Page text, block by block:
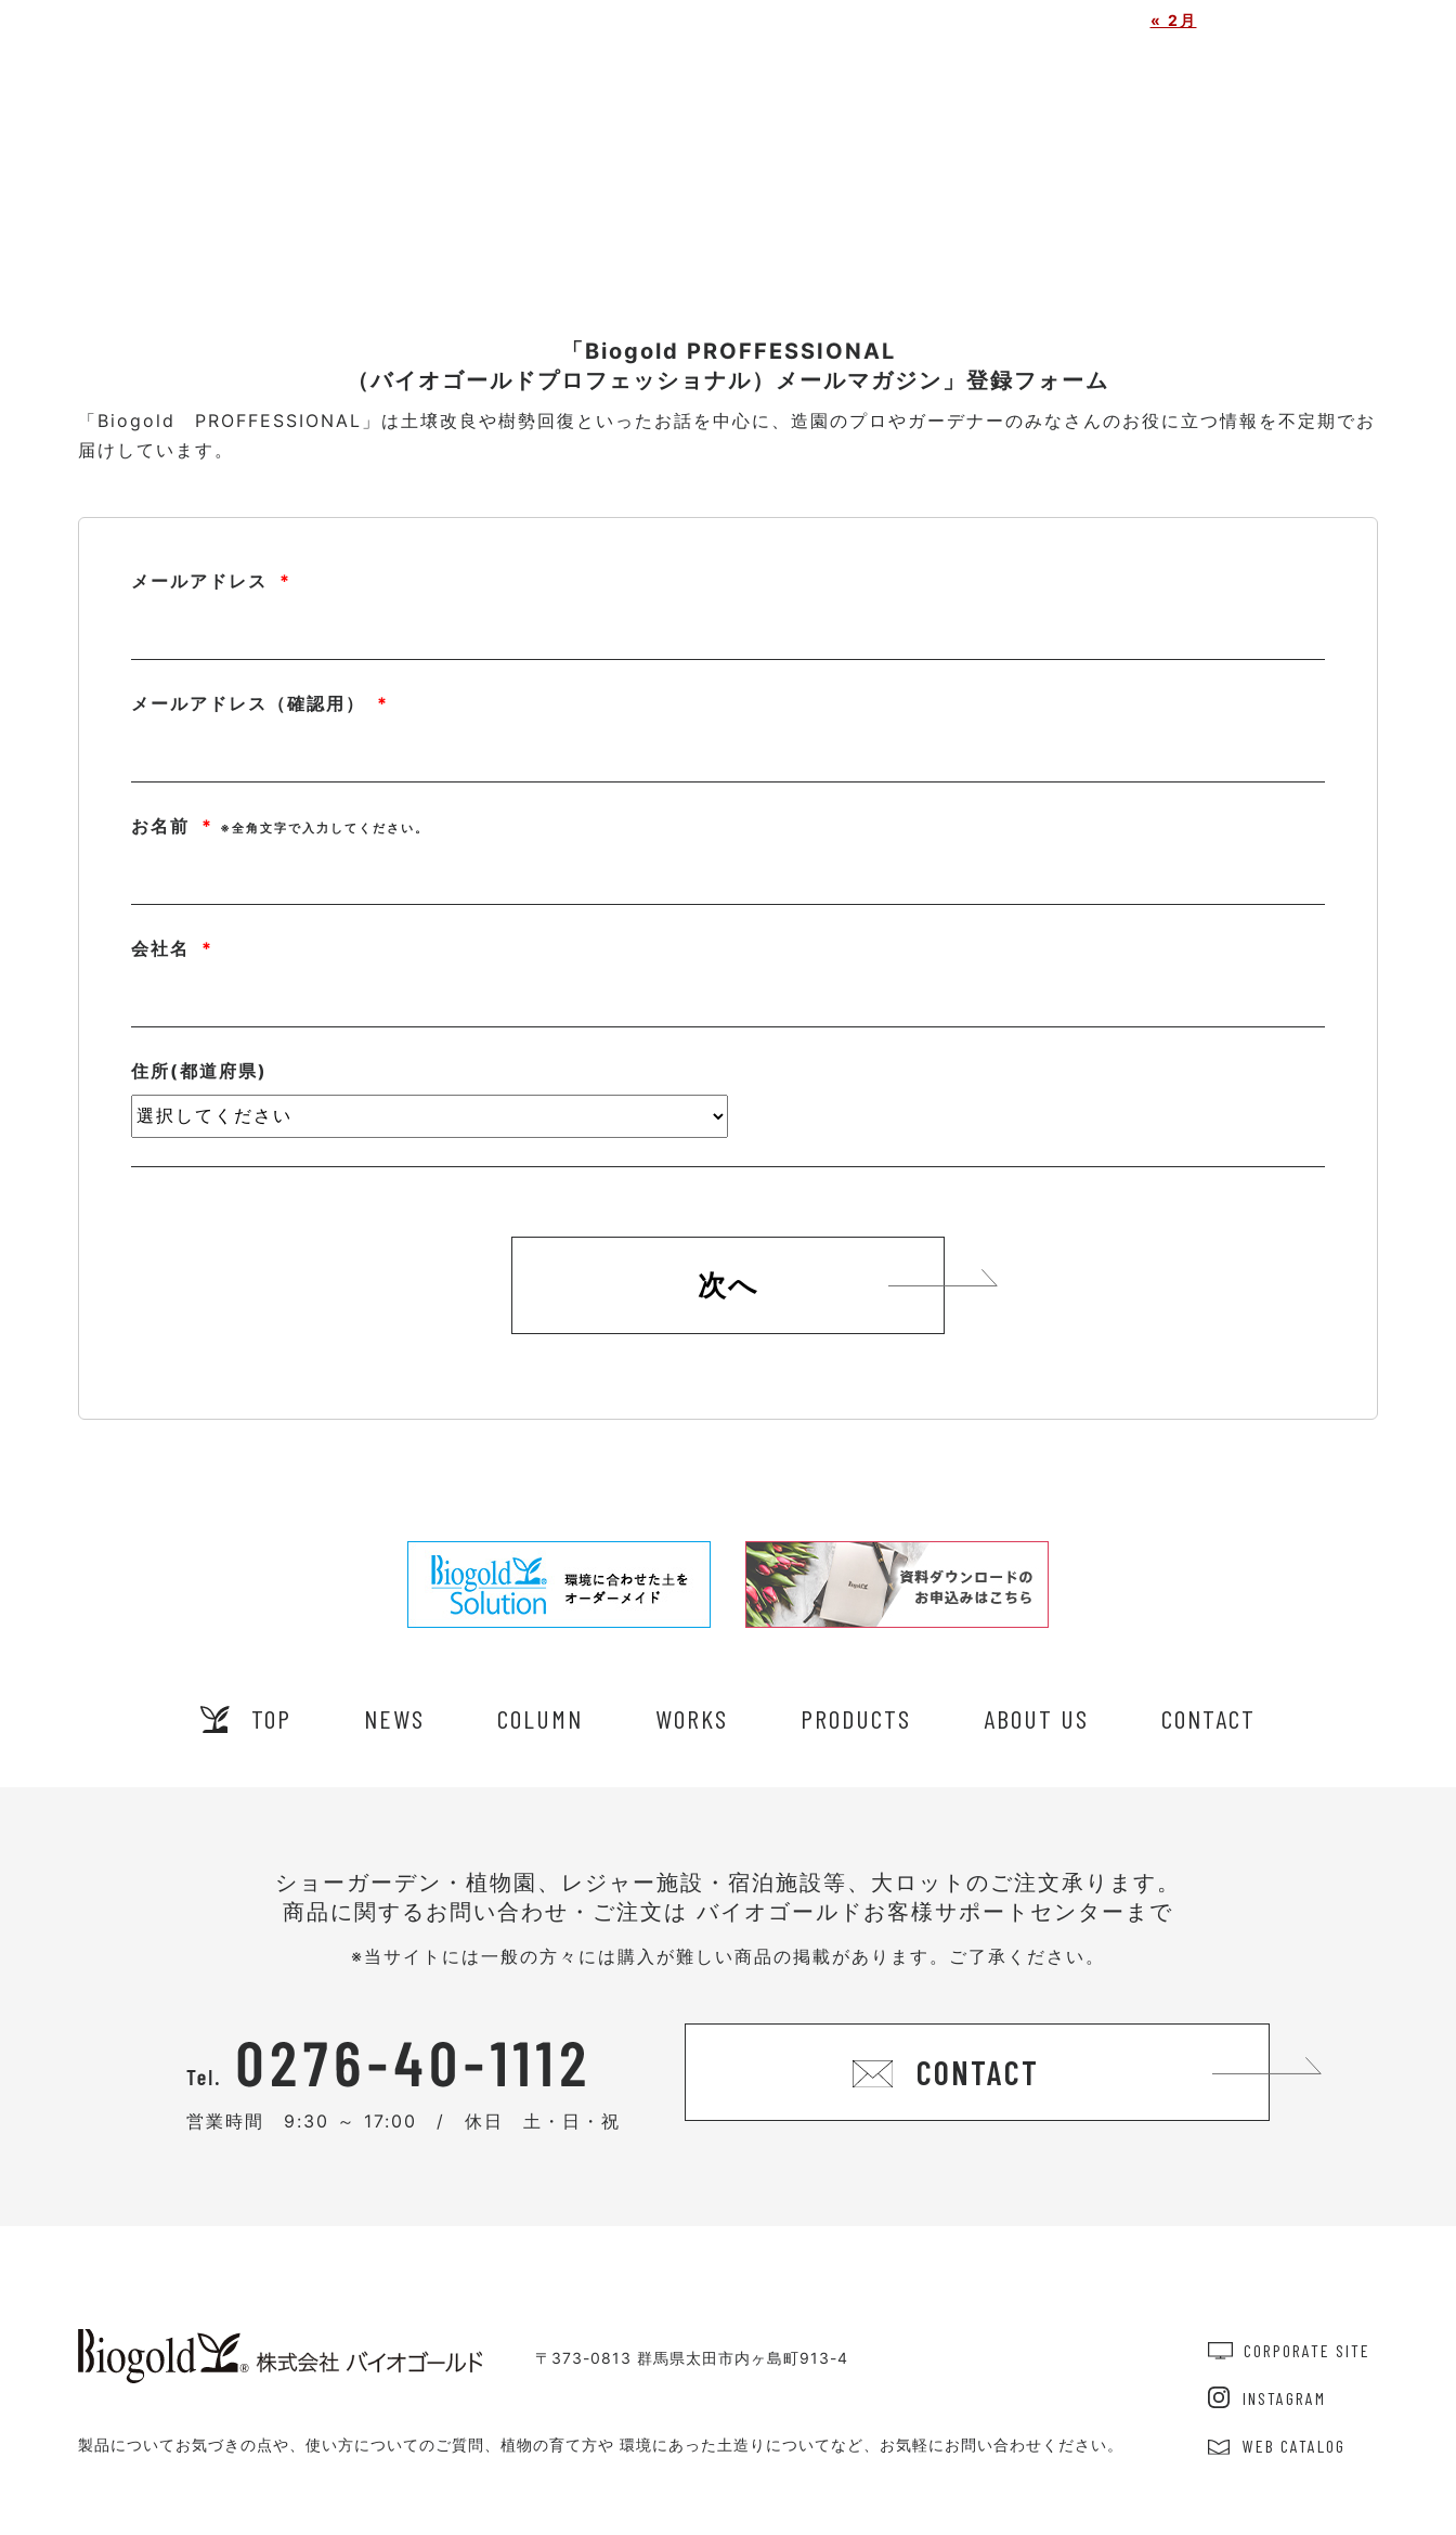
« 2月
「Biogold PROFFESSIONAL
（バイオゴールドプロフェッショナル） メールマガジン」登録フォーム
「Biogold PROFFESSIONAL」は土壌改良や樹勢回復といったお話を中心に、造園のプロやガーデナーのみなさんのお役に立つ情報を不定期でお
届けしています。
メールアドレス *
メールアドレス（確認用） *
お名前 * ※全角文字で入力してください。
会社名 *
住所(都道府県)
TOP NEWS COLUMN WORKS PRODUCTS ABOUT US CONTACT
ショーガーデン・植物園、レジャー施設・宿泊施設等、大ロットのご注文承ります。
商品に関するお問い合わせ・ご注文は バイオゴールドお客様サポートセンターまで
※当サイトには一般の方々には購入が難しい商品の掲載があります。 ご了承ください。
営業時間 9:30 ～ 17:00 / 休日 土・日・祝
CONTACT
〒373-0813 群馬県太田市内ヶ島町913-4
製品についてお気づきの点や、使い方についてのご質問、植物の育て方や 環境にあった土造りについてなど、お気軽にお問い合わせください。
CORPORATE SITE
INSTAGRAM
WEB CATALOG